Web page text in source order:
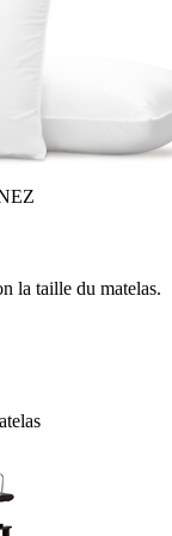
la taille du matelas.